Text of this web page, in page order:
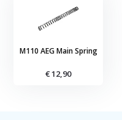
M110 AEG Main Spring
€ 12,90